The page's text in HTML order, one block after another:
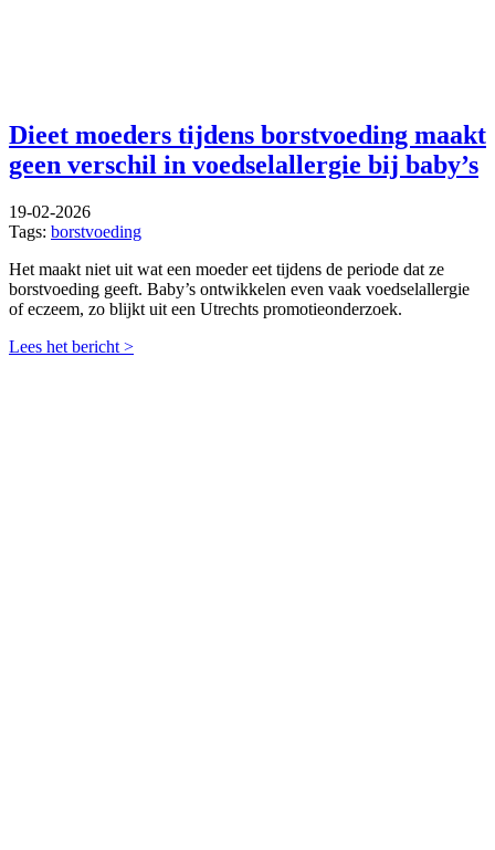
Dieet moeders tijdens borstvoeding maakt
geen verschil in voedselallergie bij baby’s
19-02-2026
Tags: borstvoeding
Het maakt niet uit wat een moeder eet tijdens de periode dat ze
borstvoeding geeft. Baby’s ontwikkelen even vaak voedselallergie
of eczeem, zo blijkt uit een Utrechts promotieonderzoek.
Lees het bericht >